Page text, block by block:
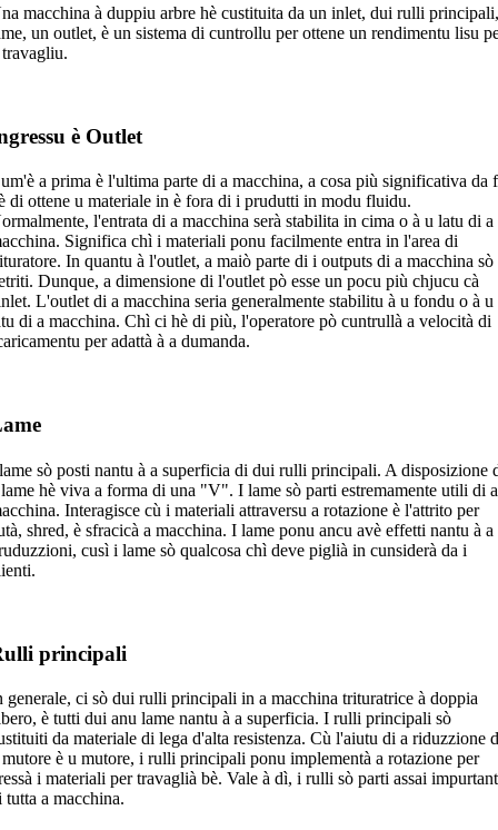
macchina à duppiu arbre hè custituita da un inlet, dui rulli
un outlet, è un sistema di cuntrollu per ottene un rendimentu lisu
è Outlet
a prima è l'ultima parte di a macchina, a cosa più significativa da
di ottene u materiale in è fora di i prudutti in modu fluidu.
l'entrata di a macchina serà stabilita in cima o à u latu di a
Significa chì i materiali ponu facilmente entra in l'area di
In quantu à l'outlet, a maiò parte di i outputs di a macchina sò
Dunque, a dimensione di l'outlet pò esse un pocu più chjucu cà
L'outlet di a macchina seria generalmente stabilitu à u fondu o à u
di a macchina. Chì ci hè di più, l'operatore pò cuntrullà a velocità di
per adattà à a dumanda.
sò posti nantu à a superficia di dui rulli principali. A disposizione
hè viva a forma di una "V". I lame sò parti estremamente utili di a
Interagisce cù i materiali attraversu a rotazione è l'attrito per
shred, è sfracicà a macchina. I lame ponu ancu avè effetti nantu à a
cusì i lame sò qualcosa chì deve piglià in cunsiderà da i
principali
generale, ci sò dui rulli principali in a macchina trituratrice à doppia
è tutti dui anu lame nantu à a superficia. I rulli principali sò
da materiale di lega d'alta resistenza. Cù l'aiutu di a riduzzione
è u mutore, i rulli principali ponu implementà a rotazione per
i materiali per travaglià bè. Vale à dì, i rulli sò parti assai
tutta a macchina.